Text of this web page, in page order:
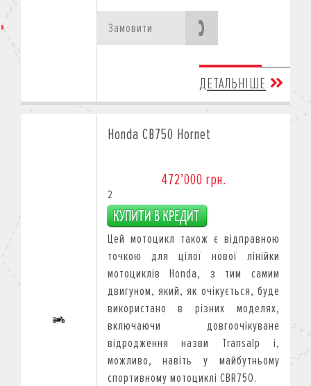
Замовити
ДЕТАЛЬНІШЕ
Honda CB750 Hornet
472’000 грн.
2
Цей мотоцикл також є відправною
точкою для цілої нової лінійки
мотоциклів Honda, з тим самим
двигуном, який, як очікується, буде
використано в різних моделях,
включаючи довгоочікуване
відродження назви Transalp і,
можливо, навіть у майбутньому
спортивному мотоциклі CBR750.